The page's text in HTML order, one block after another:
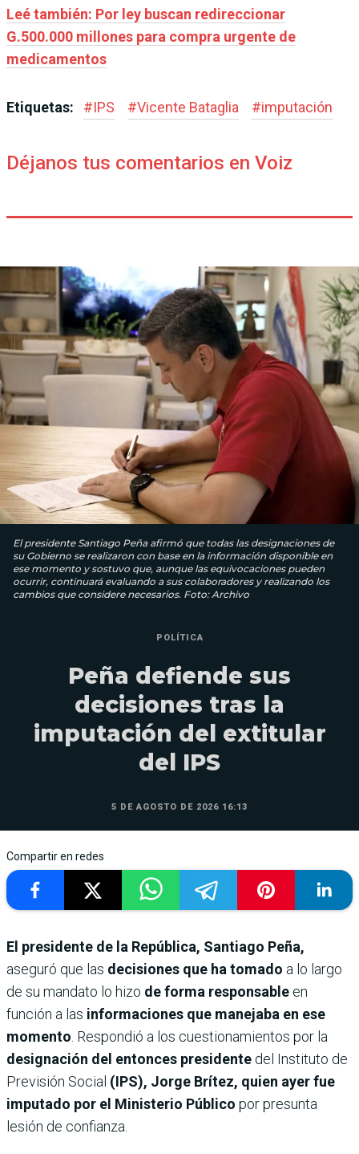
Leé también: Por ley buscan redireccionar
G.500.000 millones para compra urgente de
medicamentos
Etiquetas: #IPS #Vicente Bataglia #imputación
Déjanos tus comentarios en Voiz
El presidente Santiago Peña afirmó que todas las designaciones de
su Gobierno se realizaron con base en la información disponible en
ese momento y sostuvo que, aunque las equivocaciones pueden
ocurrir, continuará evaluando a sus colaboradores y realizando los
cambios que considere necesarios. Foto: Archivo
POLÍTICA
Peña defiende sus
decisiones tras la
imputación del extitular
del IPS
5 DE AGOSTO DE 2026 16:13
Compartir en redes
El presidente de la República, Santiago Peña,
aseguró que las decisiones que ha tomado a lo largo
de su mandato lo hizo de forma responsable en
función a las informaciones que manejaba en ese
momento . Respondió a los cuestionamientos por la
designación del entonces presidente del Instituto de
Previsión Social (IPS), Jorge Brítez, quien ayer fue
imputado por el Ministerio Público por presunta
lesión de confianza.